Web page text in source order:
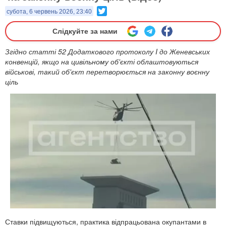
субота, 6 червень 2026, 23:40
Слідкуйте за нами
Згідно статті 52 Додаткового протоколу I до Женевських
конвенцій, якщо на цивільному об'єкті облаштовуються
військові, такий об'єкт перетворюється на законну воєнну
ціль
Ставки підвищуються, практика відпрацьована окупантами в